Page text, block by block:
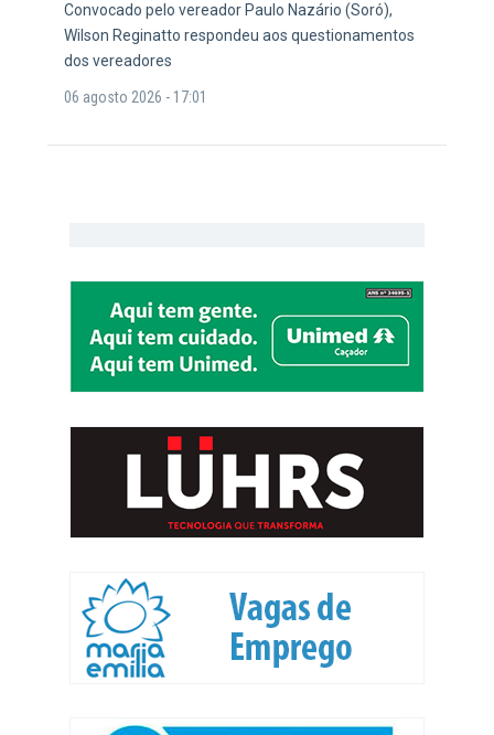
Convocado pelo vereador Paulo Nazário (Soró),
Wilson Reginatto respondeu aos questionamentos
dos vereadores
06 agosto 2026 - 17:01